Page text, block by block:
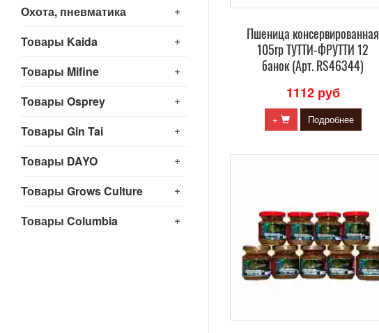
+
Охота, пневматика
+
Товары Kaida
+
Товары Mifine
+
Товары Osprey
+
Товары Gin Tai
+
Товары DAYO
+
Товары Grows Culture
+
Товары Columbia
Пшеница консервированная
105гр ТУТТИ-ФРУТТИ 12
банок (Арт. RS46344)
1112 руб
+ Подробнее